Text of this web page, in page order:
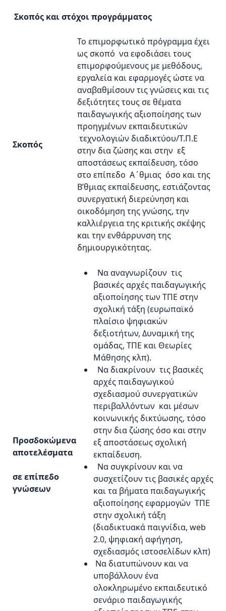
Σκοπός και στόχοι προγράμματος
Σκοπός
Το επιμορφωτικό πρόγραμμα έχει
ως σκοπό να εφοδιάσει τους
επιμορφούμενους με μεθόδους,
εργαλεία και εφαρμογές ώστε να
αναβαθμίσουν τις γνώσεις και τις
δεξιότητες τους σε θέματα
παιδαγωγικής αξιοποίησης των
προηγμένων εκπαιδευτικών
τεχνολογιών διαδικτύου/Τ.Π.Ε
στην δια ζώσης και στην εξ
αποστάσεως εκπαίδευση, τόσο
στο επίπεδο Α΄θμιας όσο και της
Β’θμιας εκπαίδευσης, εστιάζοντας
συνεργατική διερεύνηση και
οικοδόμηση της γνώσης, την
καλλιέργεια της κριτικής σκέψης
και την ενθάρρυνση της
δημιουργικότητας.
Προσδοκώμενα
αποτελέσματα
σε επίπεδο
γνώσεων
Να αναγνωρίζουν τις
βασικές αρχές παιδαγωγικής
αξιοποίησης των ΤΠΕ στην
σχολική τάξη (ευρωπαϊκό
πλαίσιο ψηφιακών
δεξιοτήτων, Δυναμική της
ομάδας, ΤΠΕ και Θεωρίες
Μάθησης κλπ).
Να διακρίνουν τις βασικές
αρχές παιδαγωγικού
σχεδιασμού συνεργατικών
περιβαλλόντων και μέσων
κοινωνικής δικτύωσης, τόσο
στην δια ζώσης όσο και στην
εξ αποστάσεως σχολική
εκπαίδευση.
Να συγκρίνουν και να
συσχετίζουν τις βασικές αρχές
και τα βήματα παιδαγωγικής
αξιοποίησης εφαρμογών ΤΠΕ
στην σχολική τάξη
(διαδικτυακά παιγνίδια, web
2.0, ψηφιακή αφήγηση,
σχεδιασμός ιστοσελίδων κλπ)
Να διατυπώνουν και να
υποβάλλουν ένα
ολοκληρωμένο εκπαιδευτικό
σενάριο παιδαγωγικής